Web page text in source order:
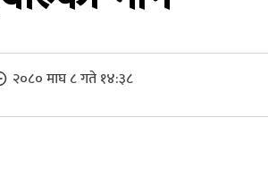
२०८० माघ ८ गते १४:३८